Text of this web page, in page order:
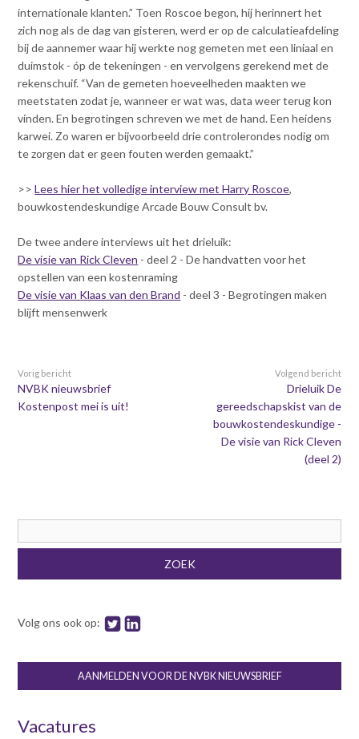
internationale klanten.” Toen Roscoe begon, hij herinnert het
zich nog als de dag van gisteren, werd er op de calculatieafdeling
bij de aannemer waar hij werkte nog gemeten met een liniaal en
duimstok - óp de tekeningen - en vervolgens gerekend met de
rekenschuif. “Van de gemeten hoeveelheden maakten we
meetstaten zodat je, wanneer er wat was, data weer terug kon
vinden. En begrotingen schreven we met de hand. Een heidens
karwei. Zo waren er bijvoorbeeld drie controlerondes nodig om
te zorgen dat er geen fouten werden gemaakt.”
>>Lees hier het volledige interview met Harry Roscoe,
bouwkostendeskundige Arcade Bouw Consult bv.
De twee andere interviews uit het drieluik:
De visie van Rick Cleven - deel 2 - De handvatten voor het
opstellen van een kostenraming
De visie van Klaas van den Brand - deel 3 - Begrotingen maken
blijft mensenwerk
Vorig bericht
NVBK nieuwsbrief
Kostenpost mei is uit!
Volgend bericht
Drieluik De
gereedschapskist van de
bouwkostendeskundige -
De visie van Rick Cleven
(deel 2)
ZOEK
Volg ons ook op:
AANMELDEN VOOR DE NVBK NIEUWSBRIEF
Vacatures